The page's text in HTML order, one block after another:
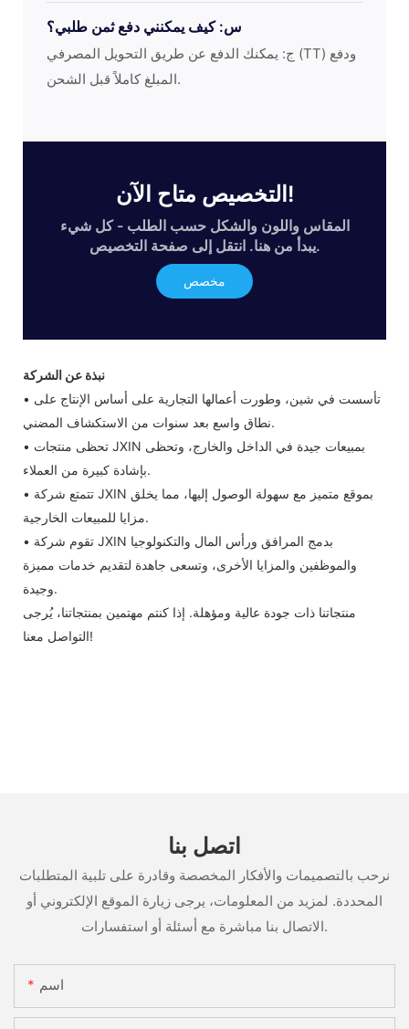
س: كيف يمكنني دفع ثمن طلبي؟
ج: يمكنك الدفع عن طريق التحويل المصرفي (TT) ودفع
المبلغ كاملاً قبل الشحن.
التخصيص متاح الآن!
المقاس واللون والشكل حسب الطلب - كل شيء
يبدأ من هنا. انتقل إلى صفحة التخصيص.
مخصص
نبذة عن الشركة
• تأسست في شين، وطورت أعمالها التجارية على أساس الإنتاج على
نطاق واسع بعد سنوات من الاستكشاف المضني.
• تحظى منتجات JXIN بمبيعات جيدة في الداخل والخارج، وتحظى
بإشادة كبيرة من العملاء.
• تتمتع شركة JXIN بموقع متميز مع سهولة الوصول إليها، مما يخلق
مزايا للمبيعات الخارجية.
• تقوم شركة JXIN بدمج المرافق ورأس المال والتكنولوجيا
والموظفين والمزايا الأخرى، وتسعى جاهدة لتقديم خدمات مميزة
وجيدة.
منتجاتنا ذات جودة عالية ومؤهلة. إذا كنتم مهتمين بمنتجاتنا، يُرجى
التواصل معنا!
اتصل بنا
نرحب بالتصميمات والأفكار المخصصة وقادرة على تلبية المتطلبات
المحددة. لمزيد من المعلومات، يرجى زيارة الموقع الإلكتروني أو
الاتصال بنا مباشرة مع أسئلة أو استفسارات.
اسم